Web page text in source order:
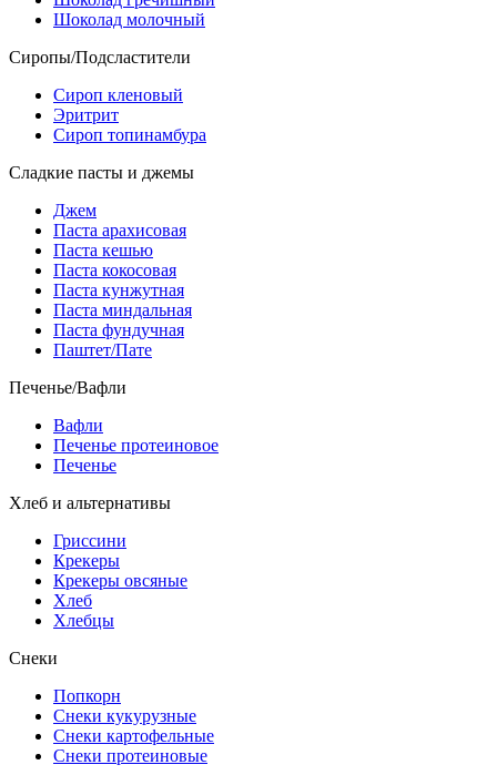
Шоколад молочный
Сиропы/Подсластители
Сироп кленовый
Эритрит
Сироп топинамбура
Сладкие пасты и джемы
Джем
Паста арахисовая
Паста кешью
Паста кокосовая
Паста кунжутная
Паста миндальная
Паста фундучная
Паштет/Пате
Печенье/Вафли
Вафли
Печенье протеиновое
Печенье
Хлеб и альтернативы
Гриссини
Крекеры
Крекеры овсяные
Хлеб
Хлебцы
Снеки
Попкорн
Снеки кукурузные
Снеки картофельные
Снеки протеиновые